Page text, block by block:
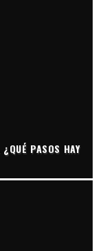
PASOS HAY